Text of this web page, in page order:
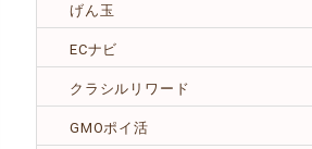
げん玉
ECナビ
クラシルリワード
GMOポイ活